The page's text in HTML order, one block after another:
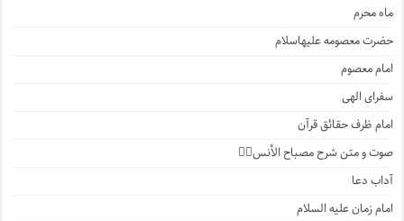
ماه محرم
حضرت معصومه علیهاسلام
امام معصوم
سفرای الهی
امام ظرف حقائق قرآن
صوت و متن شرح مصباح الأنس۲️⃣
آداب دعا
امام زمان علیه السلام